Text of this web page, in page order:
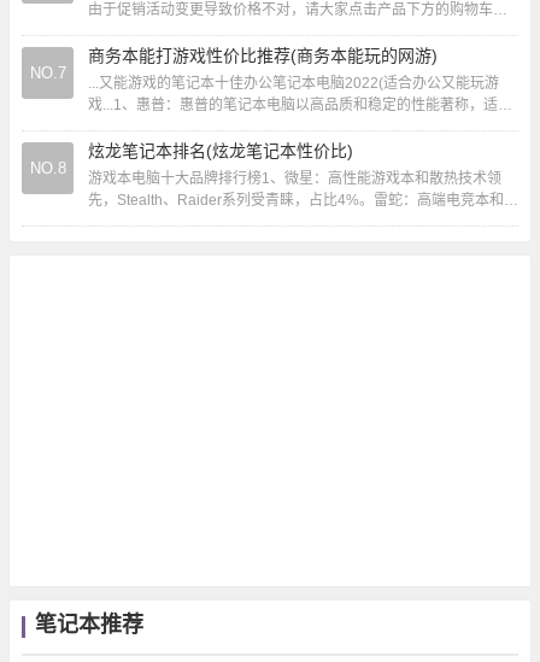
由于促销活动变更导致价格不对，请大家点击产品下方的购物车自
行核对购买，如发现活动结束＼涨价等现象，可再...
NO.7
商务本能打游戏性价比推荐(商务本能玩的网游)
...又能游戏的笔记本十佳办公笔记本电脑2022(适合办公又能玩游
戏...1、惠普：惠普的笔记本电脑以高品质和稳定的性能著称，适合
商务和日常使用。戴尔：戴尔提供...
NO.8
炫龙笔记本排名(炫龙笔记本性价比)
游戏本电脑十大品牌排行榜1、微星：高性能游戏本和散热技术领
先，Stealth、Raider系列受青睐，占比4%。雷蛇：高端电竞本和
RGB灯效生态独特，Blade...
笔记本推荐